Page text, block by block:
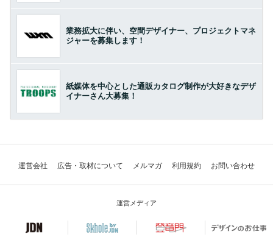
業務拡大に伴い、空間デザイナー、プロジェクトマネ
ジャーを募集します！
紙媒体を中心とした通販カタログ制作が大好きなデザ
イナーさん大募集！
運営会社 広告・取材について メルマガ 利用規約 お問い合わせ
運営メディア